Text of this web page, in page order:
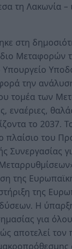
τη Λακωνία –
στη
Μεταφορών
την
τομέα των
εναέριες,
το 2037.
πλαίσιο του
Συνεργασίας
της
της
Η
για
αποτελεί τον